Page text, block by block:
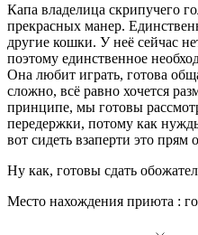
Капа владелица скрипучего
прекрасных манер.
другие кошки. У неё сейчас
поэтому единственное
Она любит играть, готова
сложно, всё равно хочется
принципе, мы готовы
передержки, потому как
вот сидеть взаперти это прям
Ну как, готовы сдать
Место нахождения приюта :